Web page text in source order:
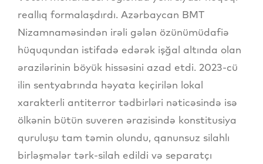
reallıq formalaşdırdı. Azərbaycan BMT
Nizamnaməsindən irəli gələn özünümüdafiə
hüququndan istifadə edərək işğal altında olan
ərazilərinin böyük hissəsini azad etdi. 2023-cü
ilin sentyabrında həyata keçirilən lokal
xarakterli antiterror tədbirləri nəticəsində isə
ölkənin bütün suveren ərazisində konstitusiya
quruluşu tam təmin olundu, qanunsuz silahlı
birləşmələr tərk-silah edildi və separatçı